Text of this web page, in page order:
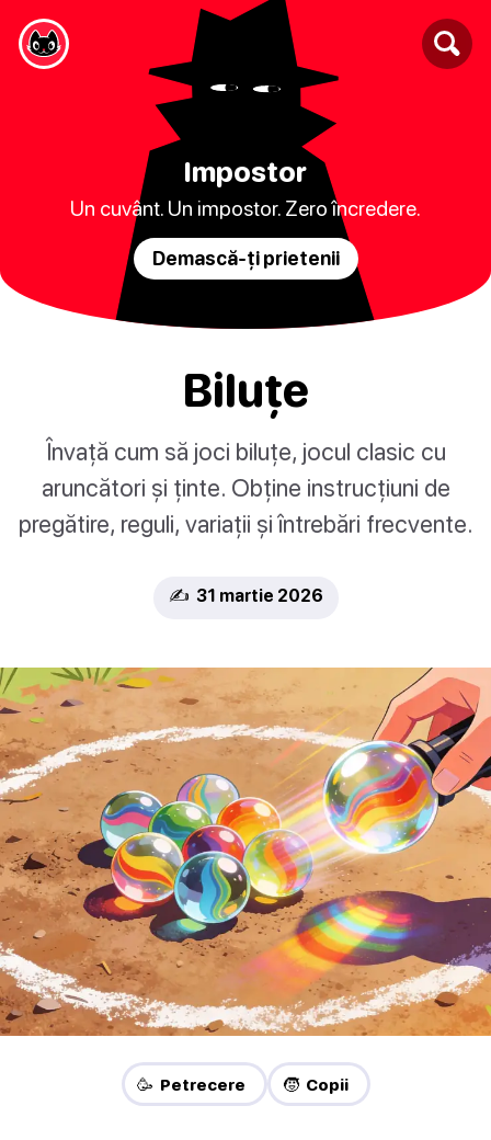
Impostor
Un cuvânt. Un impostor. Zero încredere.
Demască-ți prietenii
Biluțe
Învață cum să joci biluțe, jocul clasic cu
aruncători și ținte. Obține instrucțiuni de
pregătire, reguli, variații și întrebări frecvente.
✍️ 31 martie 2026
🥳 Petrecere 🧒 Copii